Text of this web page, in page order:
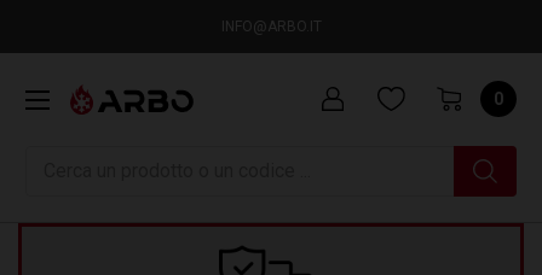
INFO@ARBO.IT
0